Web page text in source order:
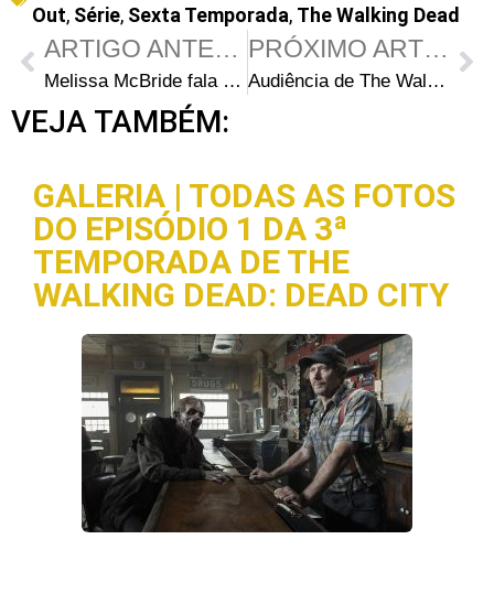
Out, Série, Sexta Temporada, The Walking Dead
ARTIGO ANTERIOR
Melissa McBride fala sobre o intenso episódio de retorno da 6ª temporada de The Walking Dead
PRÓXIMO ARTIGO
Audiência de The Walking Dead – S06E09: No Way Out: Série retorna com uma pequena queda
VEJA TAMBÉM:
GALERIA | TODAS AS FOTOS
DO EPISÓDIO 1 DA 3ª
TEMPORADA DE THE
WALKING DEAD: DEAD CITY